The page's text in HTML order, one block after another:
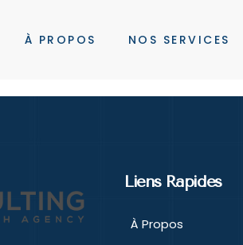
À PROPOS NOS SERVICES
Liens Rapides
À Propos